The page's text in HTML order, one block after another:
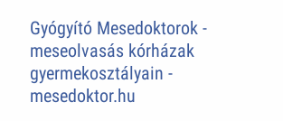
Gyógyító Mesedoktorok -
meseolvasás kórházak
gyermekosztályain -
mesedoktor.hu